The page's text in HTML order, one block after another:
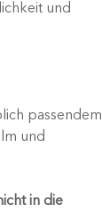
und
passendem
und
in die